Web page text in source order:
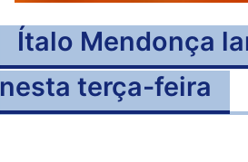
Ítalo Mendonça
nesta terça-feira